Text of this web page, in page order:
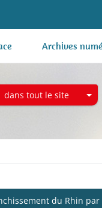
Archives
dans tout le site
du Rhin